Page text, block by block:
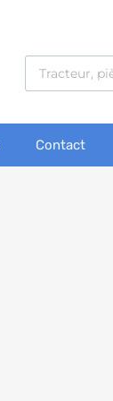
Contact